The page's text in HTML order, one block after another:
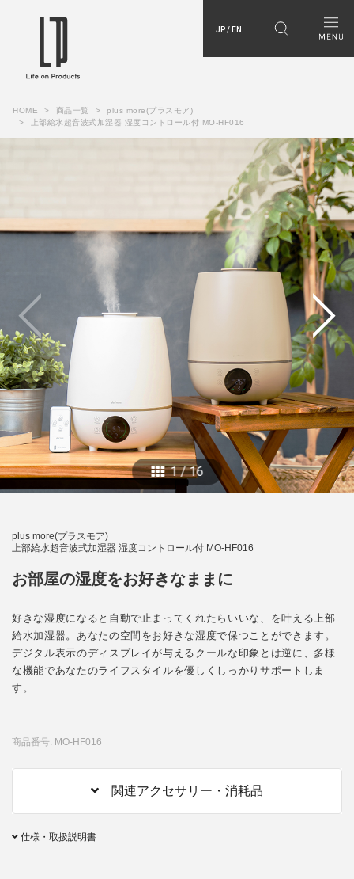
JP / EN
HOME 商品一覧
plus more(プラスモア)
上部給水超音波式加湿器 湿度コントロール付 MO-HF016
plus more(プラスモア)
上部給水超音波式加湿器 湿度コントロール付 MO-HF016
お部屋の湿度をお好きなままに
好きな湿度になると自動で止まってくれたらいいな、を叶える上部
給水加湿器。あなたの空間をお好きな湿度で保つことができます。
デジタル表示のディスプレイが与えるクールな印象とは逆に、多様
な機能であなたのライフスタイルを優しくしっかりサポートしま
す。
商品番号: MO-HF016
関連アクセサリー・消耗品
仕様・取扱説明書
1/16